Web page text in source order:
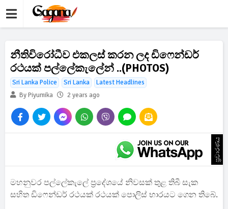
නීතිවිරෝධීව එකලස් කරන ලද ඩිෆෙන්ඩර්
රථයක් පල්ලේකැලේන් ..(PHOTOS)
Sri Lanka Police Sri Lanka
Latest Headlines
By Piyumika
2 years ago
ප්‍රචාරණය
මහනුවර පල්ලේකැලේ ප්‍රදේශයේ නිවසක් තුළ තිබී සැක
සහිත ඩිෆෙන්ඩර් රථයක් රථයක් පොලිස් භාරයට ගෙන තිබේ.